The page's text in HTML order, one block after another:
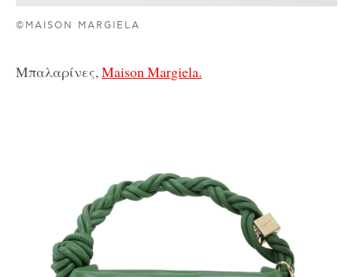
©MAISON MARGIELA
Μπαλαρίνες, Maison Margiela.